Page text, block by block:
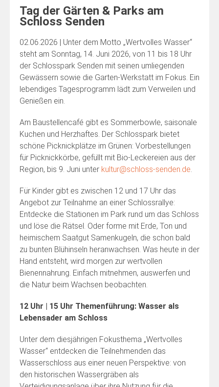
Tag der Gärten & Parks am
Schloss Senden
02.06.2026 | Unter dem Motto „Wertvolles Wasser“
steht am Sonntag, 14. Juni 2026, von 11 bis 18 Uhr
der Schlosspark Senden mit seinen umliegenden
Gewässern sowie die Garten-Werkstatt im Fokus. Ein
lebendiges Tagesprogramm lädt zum Verweilen und
Genießen ein.
Am Baustellencafé gibt es Sommerbowle, saisonale
Kuchen und Herzhaftes. Der Schlosspark bietet
schöne Picknickplätze im Grünen: Vorbestellungen
für Picknickkörbe, gefüllt mit Bio-Leckereien aus der
Region, bis 9. Juni unter kultur@schloss-senden.de
Für Kinder gibt es zwischen 12 und 17 Uhr das
Angebot zur Teilnahme an einer Schlossrallye:
Entdecke die Stationen im Park rund um das Schloss
und löse die Rätsel. Oder forme mit Erde, Ton und
heimischem Saatgut Samenkugeln, die schon bald
zu bunten Blühinseln heranwachsen. Was heute in der
Hand entsteht, wird morgen zur wertvollen
Bienennahrung. Einfach mitnehmen, auswerfen und
die Natur beim Wachsen beobachten.
12 Uhr | 15 Uhr Themenführung: Wasser als
Lebensader am Schloss
Unter dem diesjährigen Fokusthema „Wertvolles
Wasser“ entdecken die Teilnehmenden das
Wasserschloss aus einer neuen Perspektive: von
den historischen Wassergräben als